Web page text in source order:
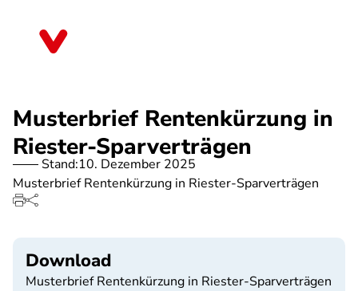
Musterbrief Rentenkürzung in
Riester-Sparverträgen
Stand:10. Dezember 2025
Musterbrief Rentenkürzung in Riester-Sparverträgen
Download
Musterbrief Rentenkürzung in Riester-Sparverträgen